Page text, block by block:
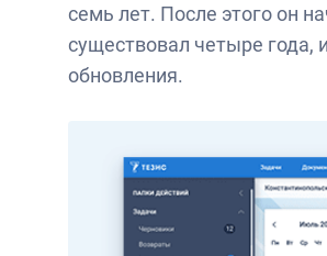
семь лет. После этого он
существовал четыре года,
обновления.